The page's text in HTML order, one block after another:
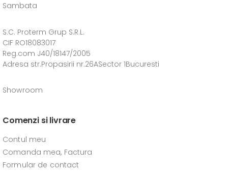
Sambata
S.C. Proterm Grup S.R.L.
CIF RO18083017
Reg.com J40/18147/2005
Adresa str.Propasirii nr.26ASector 1Bucuresti
Showroom
Comenzi si livrare
Contul meu
Comanda mea, Factura
Formular de contact